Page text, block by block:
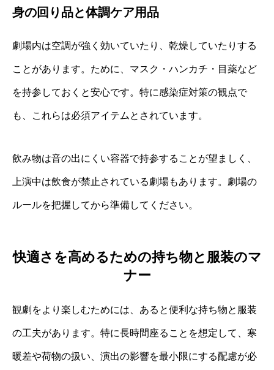
身の回り品と体調ケア用品
劇場内は空調が強く効いていたり、乾燥していたりする
ことがあります。ために、マスク・ハンカチ・目薬など
を持参しておくと安心です。特に感染症対策の観点で
も、これらは必須アイテムとされています。
飲み物は音の出にくい容器で持参することが望ましく、
上演中は飲食が禁止されている劇場もあります。劇場の
ルールを把握してから準備してください。
快適さを高めるための持ち物と服装のマ
ナー
観劇をより楽しむためには、あると便利な持ち物と服装
の工夫があります。特に長時間座ることを想定して、寒
暖差や荷物の扱い、演出の影響を最小限にする配慮が必